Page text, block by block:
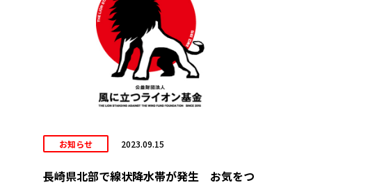
お知らせ 2023.09.15
長崎県北部で線状降水帯が発生 お気をつ